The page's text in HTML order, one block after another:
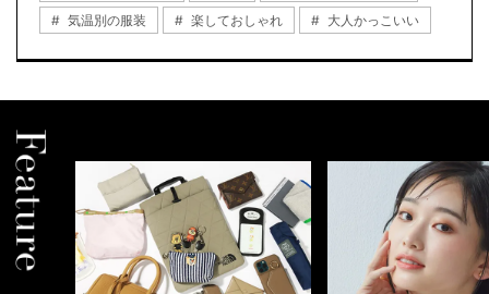
気温別の服装
楽しておしゃれ 大人かっこいい